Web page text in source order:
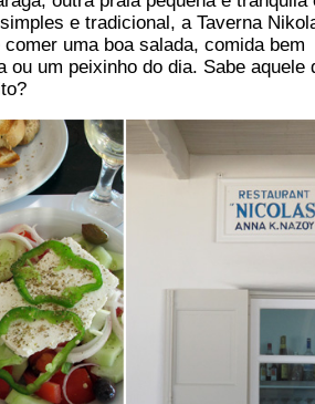
e tradicional, a Taverna
uma boa salada, comida bem
ou um peixinho do dia. Sabe aquele